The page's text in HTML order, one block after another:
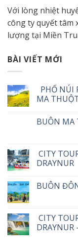
Với lòng nhiệt
công ty quyết tâm
lượng tại Miền
BÀI VIẾT MỚI
PHỐ NÚI
MA
BUÔN MA
CITY
DRAYNUR
BUÔN
CITY